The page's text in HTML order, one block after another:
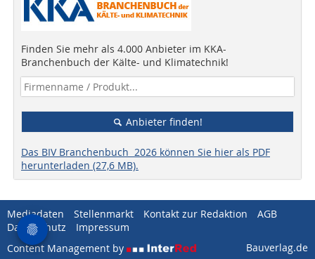
Finden Sie mehr als 4.000 Anbieter im KKA-
Branchenbuch der Kälte- und Klimatechnik!
Anbieter finden!
Das BIV Branchenbuch 2026 können Sie hier als PDF
herunterladen (27,6 MB).
Mediadaten Stellenmarkt Kontakt zur Redaktion
AGB
Datenschutz
Impressum
Content Management by
Bauverlag.de